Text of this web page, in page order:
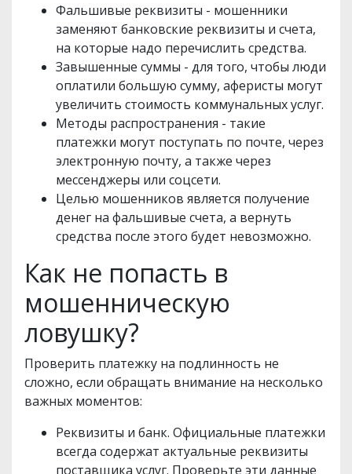
Фальшивые реквизиты - мошенники
заменяют банковские реквизиты и счета,
на которые надо перечислить средства.
Завышенные суммы - для того, чтобы люди
оплатили большую сумму, аферисты могут
увеличить стоимость коммунальных услуг.
Методы распространения - такие
платежки могут поступать по почте, через
электронную почту, а также через
мессенджеры или соцсети.
Целью мошенников является получение
денег на фальшивые счета, а вернуть
средства после этого будет невозможно.
Как не попасть в
мошенническую
ловушку?
Проверить платежку на подлинность не
сложно, если обращать внимание на несколько
важных моментов:
Реквизиты и банк. Официальные платежки
всегда содержат актуальные реквизиты
поставщика услуг. Проверьте эти данные